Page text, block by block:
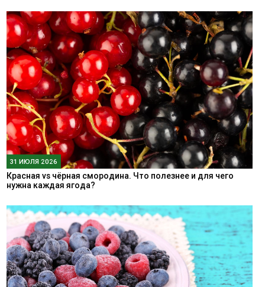
31 ИЮЛЯ 2026
Красная vs чёрная смородина. Что полезнее и для чего
нужна каждая ягода?